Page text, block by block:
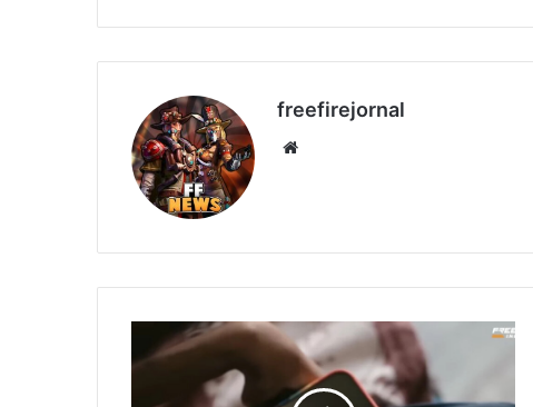
freefirejornal
Garena
bane